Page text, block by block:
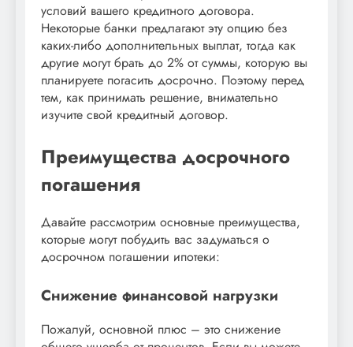
условий вашего кредитного договора.
Некоторые банки предлагают эту опцию без
каких-либо дополнительных выплат, тогда как
другие могут брать до 2% от суммы, которую вы
планируете погасить досрочно. Поэтому перед
тем, как принимать решение, внимательно
изучите свой кредитный договор.
Преимущества досрочного
погашения
Давайте рассмотрим основные преимущества,
которые могут побудить вас задуматься о
досрочном погашении ипотеки:
Снижение финансовой нагрузки
Пожалуй, основной плюс – это снижение